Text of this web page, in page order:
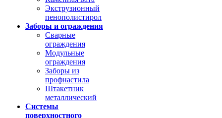
Экструзионный
пенополистирол
Заборы и ограждения
Сварные
ограждения
Модульные
ограждения
Заборы из
профнастила
Штакетник
металлический
Системы
поверхностного